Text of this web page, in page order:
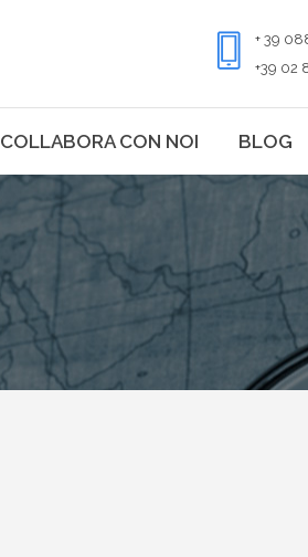
+ 39
+39 02
COLLABORA CON NOI BLOG